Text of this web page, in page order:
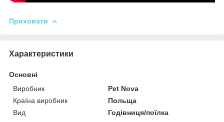
Приховати
Характеристики
Основні
Виробник
Pet Nova
Країна виробник
Польща
Вид
Годівниця/поїлка